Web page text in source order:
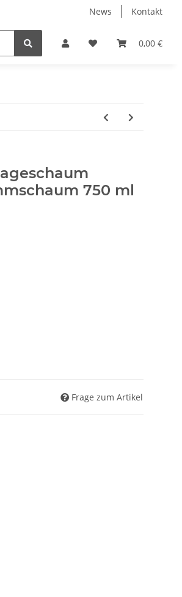
News Kontakt
0,00 €
Fliesen Zubehör Receiver
750 ml
Frage zum Artikel